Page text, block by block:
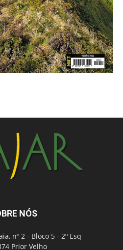
NÓS
nº 2 - Bloco 5 - 2º Esq
Prior Velho